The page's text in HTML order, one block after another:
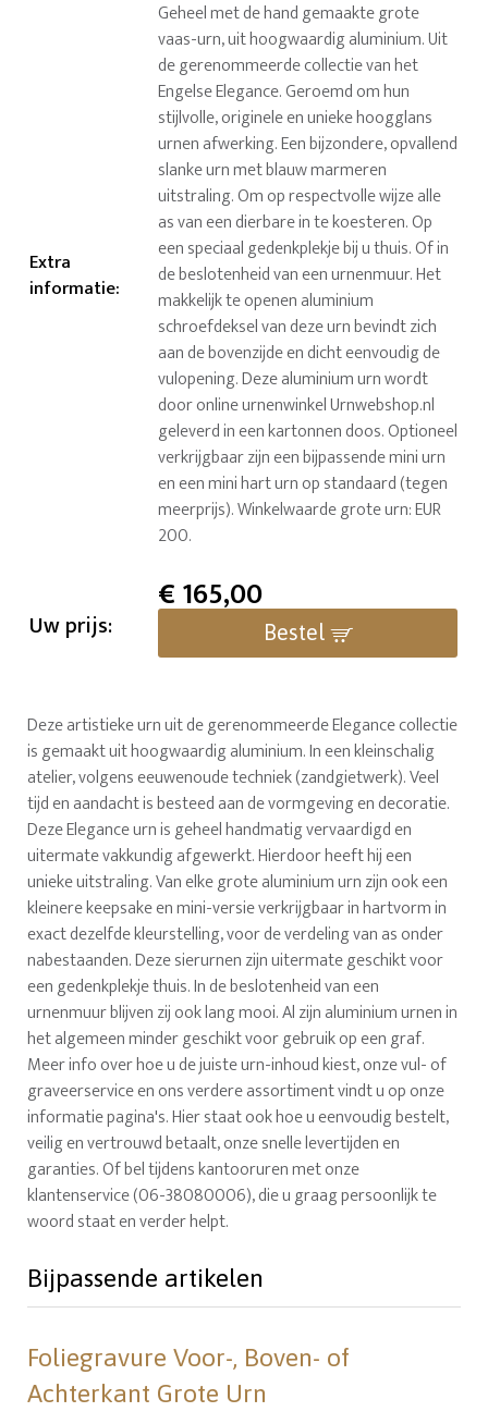
Extra
informatie:
Geheel met de hand gemaakte grote
vaas-urn, uit hoogwaardig aluminium. Uit
de gerenommeerde collectie van het
Engelse Elegance. Geroemd om hun
stijlvolle, originele en unieke hoogglans
urnen afwerking. Een bijzondere, opvallend
slanke urn met blauw marmeren
uitstraling. Om op respectvolle wijze alle
as van een dierbare in te koesteren. Op
een speciaal gedenkplekje bij u thuis. Of in
de beslotenheid van een urnenmuur. Het
makkelijk te openen aluminium
schroefdeksel van deze urn bevindt zich
aan de bovenzijde en dicht eenvoudig de
vulopening. Deze aluminium urn wordt
door online urnenwinkel Urnwebshop.nl
geleverd in een kartonnen doos. Optioneel
verkrijgbaar zijn een bijpassende mini urn
en een mini hart urn op standaard (tegen
meerprijs). Winkelwaarde grote urn: EUR
200.
Uw prijs:
€165,00
Bestel
Deze artistieke urn uit de gerenommeerde Elegance collectie
is gemaakt uit hoogwaardig aluminium. In een kleinschalig
atelier, volgens eeuwenoude techniek (zandgietwerk). Veel
tijd en aandacht is besteed aan de vormgeving en decoratie.
Deze Elegance urn is geheel handmatig vervaardigd en
uitermate vakkundig afgewerkt. Hierdoor heeft hij een
unieke uitstraling. Van elke grote aluminium urn zijn ook een
kleinere keepsake en mini-versie verkrijgbaar in hartvorm in
exact dezelfde kleurstelling, voor de verdeling van as onder
nabestaanden. Deze sierurnen zijn uitermate geschikt voor
een gedenkplekje thuis. In de beslotenheid van een
urnenmuur blijven zij ook lang mooi. Al zijn aluminium urnen in
het algemeen minder geschikt voor gebruik op een graf.
Meer info over hoe u de juiste urn-inhoud kiest, onze vul- of
graveerservice en ons verdere assortiment vindt u op onze
informatie pagina's. Hier staat ook hoe u eenvoudig bestelt,
veilig en vertrouwd betaalt, onze snelle levertijden en
garanties. Of bel tijdens kantooruren met onze
klantenservice (06-38080006), die u graag persoonlijk te
woord staat en verder helpt.
Bijpassende artikelen
Foliegravure Voor-, Boven- of
Achterkant Grote Urn